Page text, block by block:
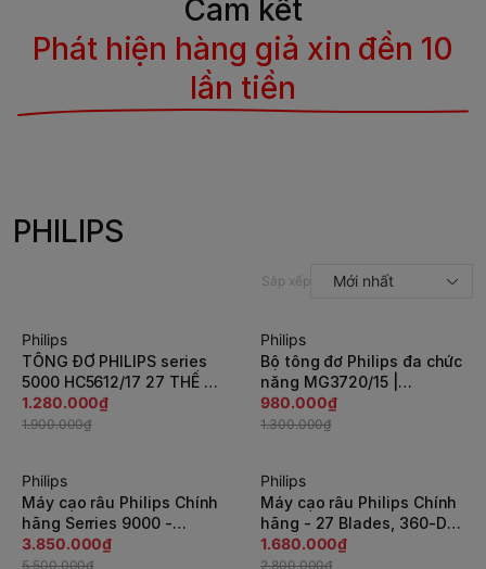
Cam kết
Phát hiện hàng giả xin đền 10
lần tiền
PHILIPS
Sắp xếp Mới nhất
-33%
Philips
TÔNG ĐƠ PHILIPS series
5000 HC5612/17 27 THẾ HỆ
MỚI
1.280.000₫
1.900.000₫
-25%
Philips
Bộ tông đơ Philips đa chức
năng MG3720/15 |
Japansport
980.000₫
1.300.000₫
-30%
Philips
Máy cạo râu Philips Chính
hãng Serries 9000 -
S9185A/12 | JapanSport
3.850.000₫
5.500.000₫
-40%
Philips
Máy cạo râu Philips Chính
hãng - 27 Blades, 360-D
Flex Head - S5445/03 |
JapanSport
1.680.000₫
2.800.000₫